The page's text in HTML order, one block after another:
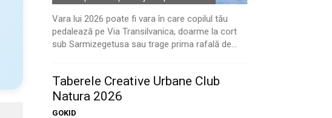
Vara lui 2026 poate fi vara în care copilul tău
pedalează pe Via Transilvanica, doarme la cort
sub Sarmizegetusa sau trage prima rafală de...
Taberele Creative Urbane Club
Natura 2026
GOKID